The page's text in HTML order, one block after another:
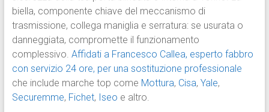
biella, componente chiave del meccanismo di
trasmissione, collega maniglia e serratura: se usurata o
danneggiata, compromette il funzionamento
complessivo. Affidati a Francesco Callea, esperto fabbro
con servizio 24 ore, per una sostituzione professionale
che include marche top come Mottura, Cisa, Yale,
Securemme, Fichet, Iseo e altro.